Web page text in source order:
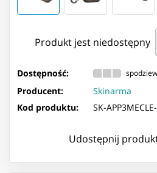
Produkt jest niedostępny
Dostępność:
Producent:
Skinarma
Kod produktu:
SK-
Udostępnij